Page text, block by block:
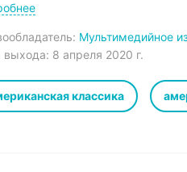
finds that the «gods of the
is never seen again.
works of the author Howard
The Alchemist, Reanimator,
The Festival, The Silver Key,
Мультимедийное
выхода: 8 апреля 2020 г.
классика